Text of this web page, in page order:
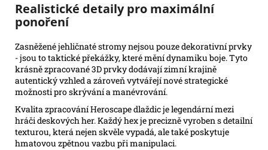
Realistické detaily pro maximální
ponoření
Zasněžené jehličnaté stromy nejsou pouze dekorativní prvky
- jsou to taktické překážky, které mění dynamiku boje. Tyto
krásně zpracované 3D prvky dodávají zimní krajině
autentický vzhled a zároveň vytvářejí nové strategické
možnosti pro skrývání a manévrování.
Kvalita zpracování Heroscape dlaždic je legendární mezi
hráči deskových her. Každý hex je precizně vyroben s detailní
texturou, která nejen skvěle vypadá, ale také poskytuje
hmatovou zpětnou vazbu při manipulaci.